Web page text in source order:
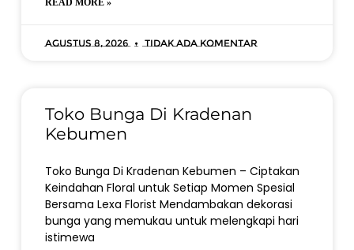
READ MORE »
Agustus 8, 2026 Tidak ada komentar
Toko Bunga Di Kradenan
Kebumen
Toko Bunga Di Kradenan Kebumen – Ciptakan
Keindahan Floral untuk Setiap Momen Spesial
Bersama Lexa Florist Mendambakan dekorasi
bunga yang memukau untuk melengkapi hari
istimewa